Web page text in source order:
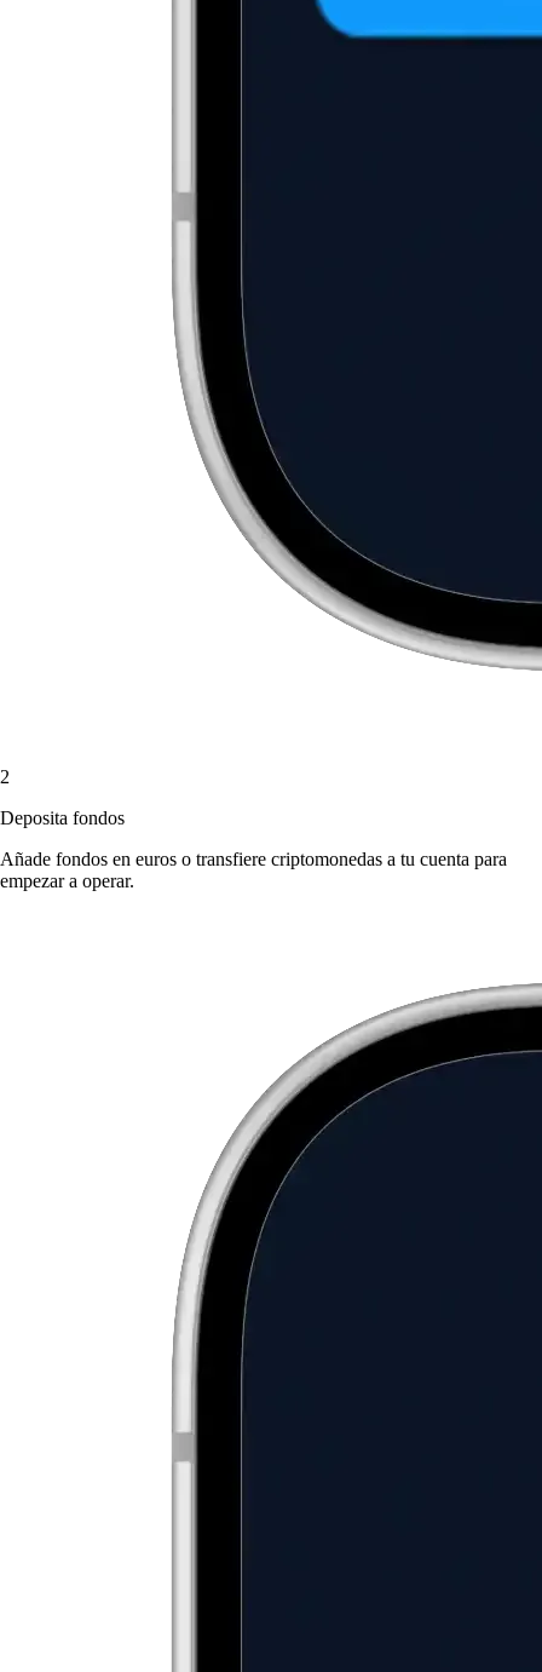
2
Deposita fondos
Añade fondos en euros o transfiere criptomonedas a tu cuenta para
empezar a operar.